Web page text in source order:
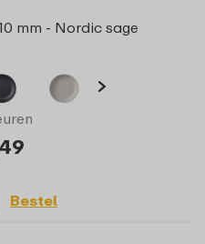
mm - Nordic sage
49
Bestel